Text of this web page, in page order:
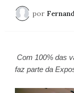
por
Com 100% das
faz parte da